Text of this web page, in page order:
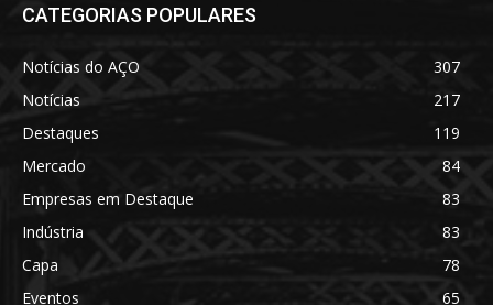
CATEGORIAS POPULARES
Notícias do AÇO
307
Notícias
217
Destaques
119
Mercado
84
Empresas em Destaque
83
Indústria
83
Capa
78
Eventos
65